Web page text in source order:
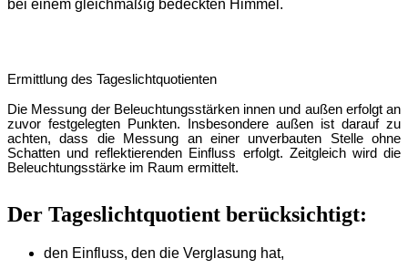
bei einem gleichmäßig bedeckten Himmel.
Ermittlung des Tageslichtquotienten
Die Messung der Beleuchtungsstärken innen und außen erfolgt an
zuvor festgelegten Punkten. Insbesondere außen ist darauf zu
achten, dass die Messung an einer unverbauten Stelle ohne
Schatten und reflektierenden Einfluss erfolgt. Zeitgleich wird die
Beleuchtungsstärke im Raum ermittelt.
Der Tageslichtquotient berücksichtigt:
den Einfluss, den die Verglasung hat,